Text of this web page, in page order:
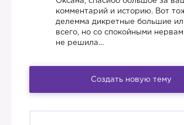
комментарий и историю. Вот
делемма дикретные большие
всего, но со спокойными
не решила…
Создать новую тему